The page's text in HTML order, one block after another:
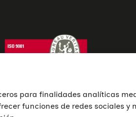
para finalidades analíticas
funciones de redes sociales